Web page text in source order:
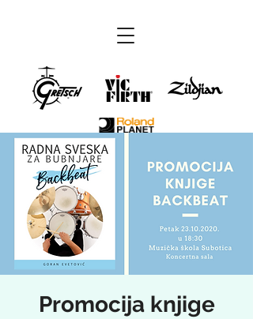
Promocija knjige